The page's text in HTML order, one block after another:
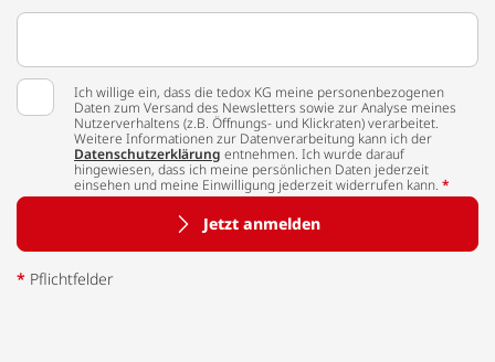
Ich willige ein, dass die tedox KG meine personenbezogenen
Daten zum Versand des Newsletters sowie zur Analyse meines
Nutzerverhaltens (z.B. Öffnungs- und Klickraten) verarbeitet.
Weitere Informationen zur Datenverarbeitung kann ich der
Datenschutzerklärung entnehmen. Ich wurde darauf
hingewiesen, dass ich meine persönlichen Daten jederzeit
einsehen und meine Einwilligung jederzeit widerrufen kann. *
Jetzt anmelden
* Pflichtfelder